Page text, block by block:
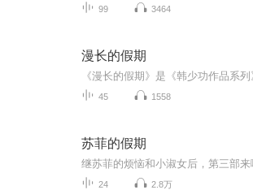
99 3464
漫长的假期
45 1558
苏菲的假期
继苏菲的烦恼和小淑女后，第三部来
24 2.8万